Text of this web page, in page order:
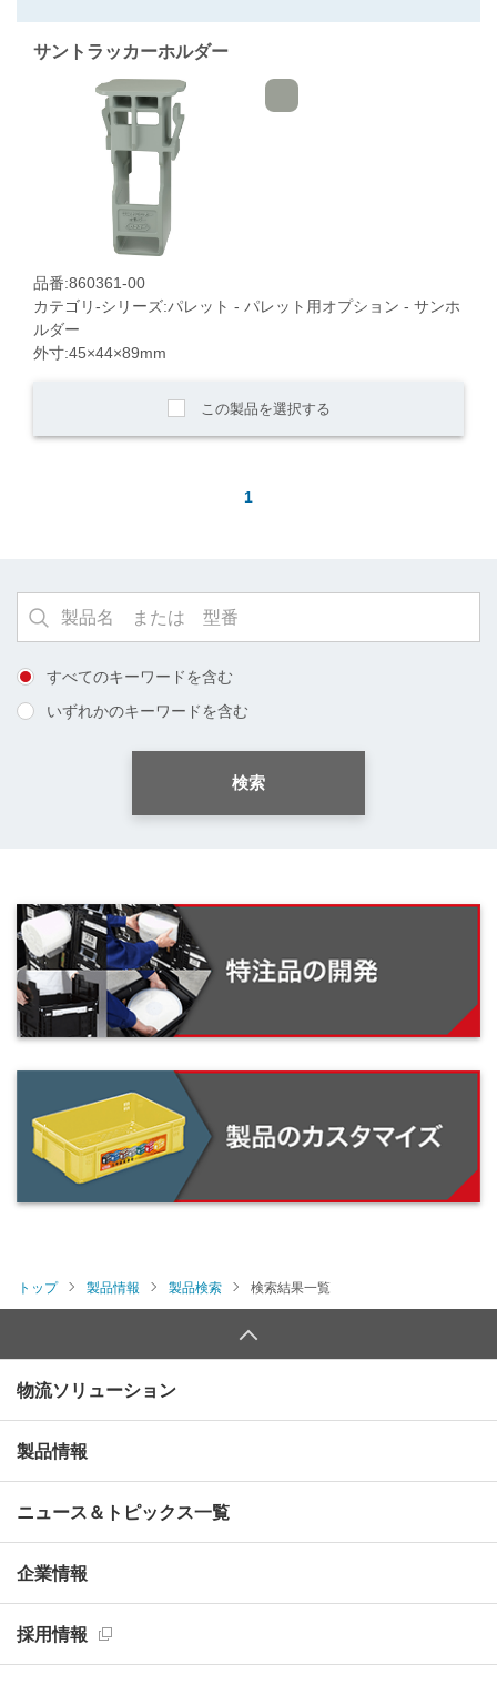
サントラッカーホルダー
品番:860361-00
カテゴリ-シリーズ:パレット - パレット用オプション - サンホ
ルダー
外寸:45×44×89mm
この製品を選択する
1
すべてのキーワードを含む
いずれかのキーワードを含む
トップ 製品情報 製品検索 検索結果一覧
物流ソリューション
製品情報
ニュース＆トピックス一覧
企業情報
採用情報